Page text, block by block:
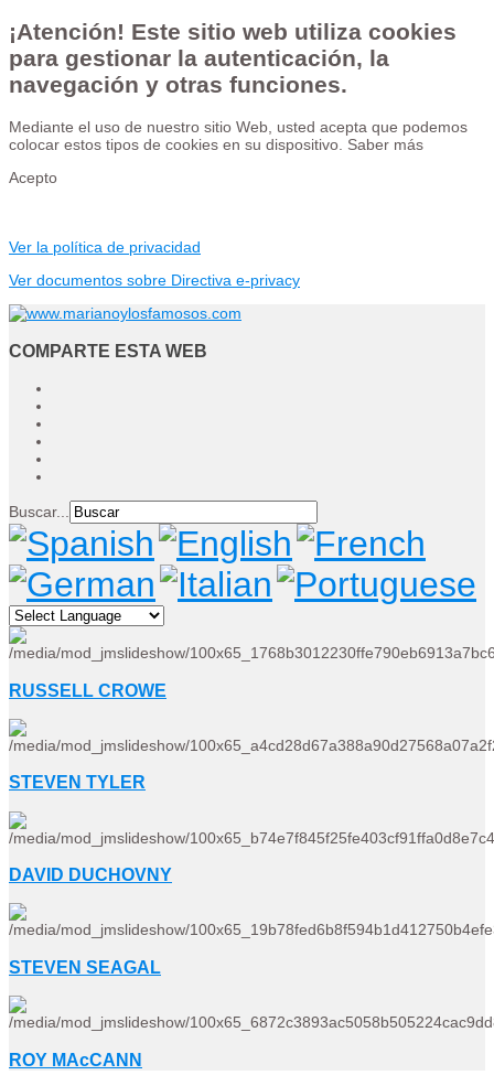
¡Atención! Este sitio web utiliza cookies
para gestionar la autenticación, la
navegación y otras funciones.
Mediante el uso de nuestro sitio Web, usted acepta que podemos
colocar estos tipos de cookies en su dispositivo. Saber más
Acepto
Ver la política de privacidad
Ver documentos sobre Directiva e-privacy
COMPARTE ESTA WEB
Buscar...
RUSSELL CROWE
STEVEN TYLER
DAVID DUCHOVNY
STEVEN SEAGAL
ROY MAcCANN